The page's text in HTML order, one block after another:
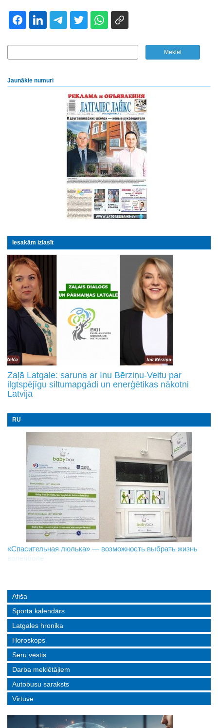
Jaunākie numuri
Iesakām izlasīt
Zaļā Latgale: saruna ar Inu Bērziņu-Veitu par
ilgtspējīgu siltumapgādi un enerģētikas nākotni
Latvijā
RU
В Даугавпилсе определили сильнейших в пляжном
«Спасительная люлька» — возможность выбрать жизнь
Новое поколение пограничников: Даугавпилсское
Afiša
Sporta kalendārs
Latgales hronika
Horoskops
Sēru vēstis
Darba meklētājiem
Autobusu saraksts
Virtuve